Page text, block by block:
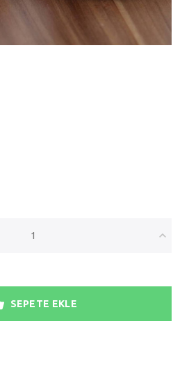
SEPETE EKLE